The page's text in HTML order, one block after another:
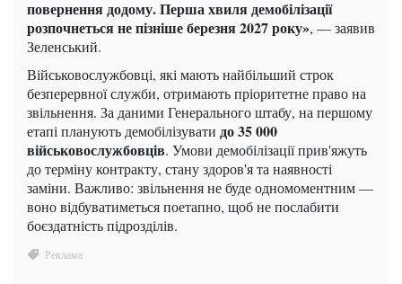
повернення додому. Перша хвиля демобілізації
розпочнеться не пізніше березня 2027 року», — заявив
Зеленський.
Військовослужбовці, які мають найбільший строк
безперервної служби, отримають пріоритетне право на
звільнення. За даними Генерального штабу, на першому
етапі планують демобілізувати до 35 000
військовослужбовців. Умови демобілізації прив'яжуть
до терміну контракту, стану здоров'я та наявності
заміни. Важливо: звільнення не буде одномоментним —
воно відбуватиметься поетапно, щоб не послабити
боєздатність підрозділів.